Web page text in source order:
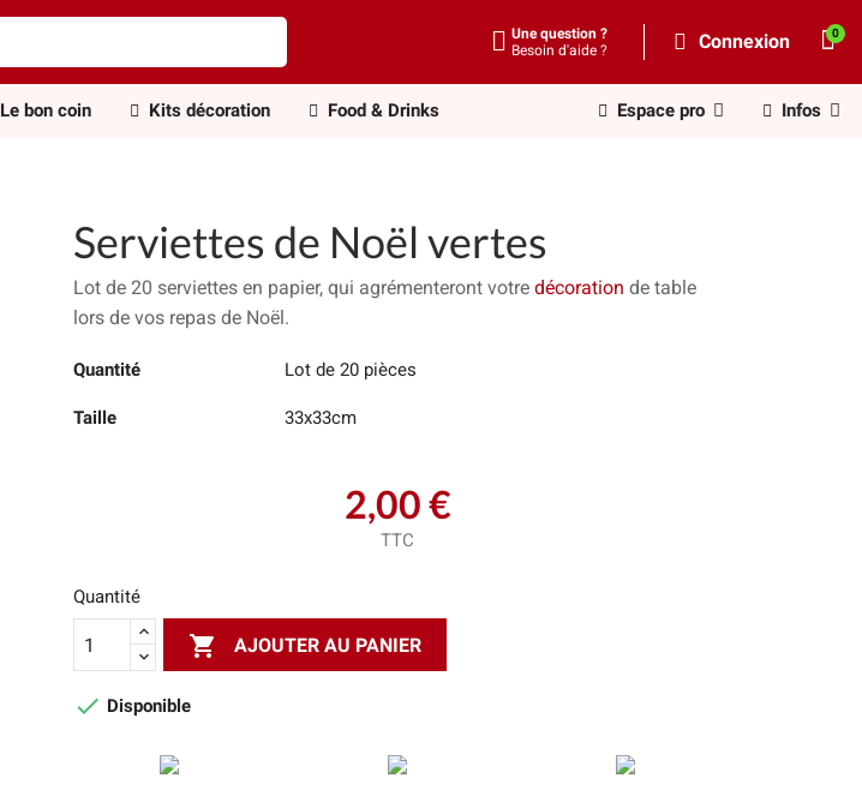
Une question ?
Besoin d'aide ?
Connexion
Le bon coin Kits décoration Food & Drinks Espace pro Infos
Serviettes de Noël vertes
Lot de 20 serviettes en papier, qui agrémenteront votre décoration de table
lors de vos repas de Noël.
Quantité Lot de 20 pièces
Taille 33x33cm
2,00 €
TTC
Quantité
 AJOUTER AU PANIER
 Disponible